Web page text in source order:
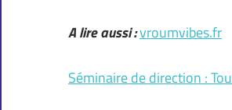
A lire aussi :vroumvibes.fr
Séminaire de direction :